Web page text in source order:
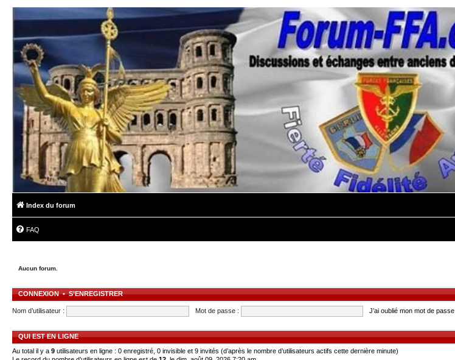
Index du forum
FAQ
Aucun forum.
CONNEXION•S’ENREGISTRER
Nom d’utilisateur : Mot de passe : J’ai oublié mon mot de passe
QUI EST EN LIGNE
Au total il y a 9 utilisateurs en ligne : 0 enregistré, 0 invisible et 9 invités (d’après le nombre d’utilisateurs actifs cette dernière minute)